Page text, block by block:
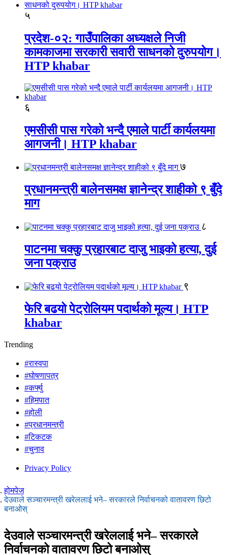
५
प्रदेश-०२: गाउँपालिका अध्यक्षले निजी
कामकाजमा सरकारी सवारी साधनको दुरुपयोग।
HTP khabar
६
एमसीसी पास गरेको भन्दै एमाले पार्टी कार्यलयमा
आगजनी। HTP khabar
७
प्रधानमन्त्री बालेनसमक्ष ज्ञानेन्द्र शाहीको ९ बुँदे
माग
८
पाटनमा चक्कु प्रहारबाट दाजु भाइको हत्या, दुई
जना पक्राउ
९
फेरि बढयो पेट्रोलियम पदार्थको मूल्य। HTP
khabar
Trending
#रास्वपा
#घोषणापत्र
#कर्फ्यु
#हिमपात
#होली
#प्रधानमन्त्री
#टिकटक
#चुनाव
Privacy Policy
होमपेज
देउवाले सञ्चारमन्त्री खरेललाई भने– सरकारले निर्वाचनको वातावरण छिटो
बनाओस्
देउवाले सञ्चारमन्त्री खरेललाई भने– सरकारले
निर्वाचनको वातावरण छिटो बनाओस्